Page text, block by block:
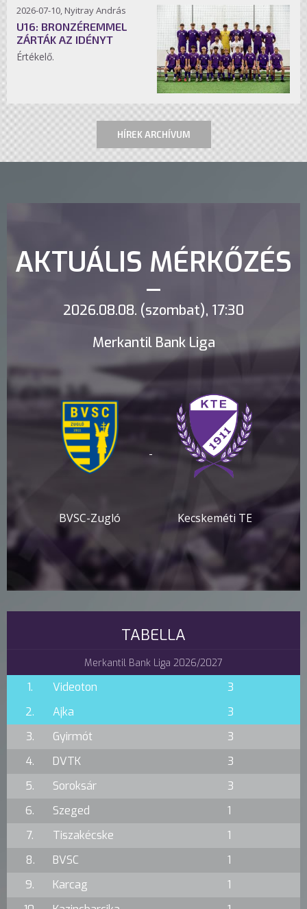
2026-07-10, Nyitray András
U16: BRONZÉREMMEL
ZÁRTÁK AZ IDÉNYT
Értékelő.
HÍREK ARCHÍVUM
AKTUÁLIS MÉRKŐZÉS
2026.08.08. (szombat), 17:30
Merkantil Bank Liga
BVSC-Zugló
-
Kecskeméti TE
TABELLA
Merkantil Bank Liga 2026/2027
1. Videoton
3
2.
Ajka
3
3.
Gyirmót
3
4.
DVTK
3
5.
Soroksár
3
6.
Szeged
1
7.
Tiszakécske
1
8.
BVSC
1
9.
Karcag
1